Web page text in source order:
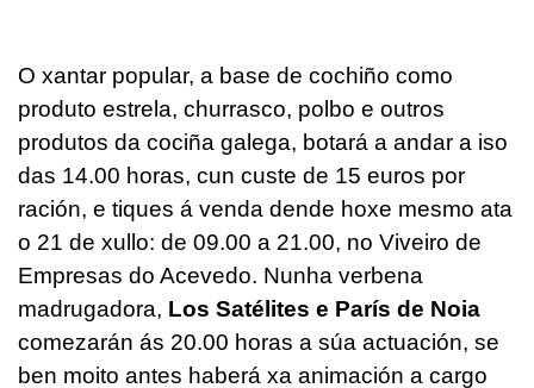
O xantar popular, a base de cochiño como
produto estrela, churrasco, polbo e outros
produtos da cociña galega, botará a andar a iso
das 14.00 horas, cun custe de 15 euros por
ración, e tiques á venda dende hoxe mesmo ata
o 21 de xullo: de 09.00 a 21.00, no Viveiro de
Empresas do Acevedo. Nunha verbena
madrugadora, Los Satélites e París de Noia
comezarán ás 20.00 horas a súa actuación, se
ben moito antes haberá xa animación a cargo